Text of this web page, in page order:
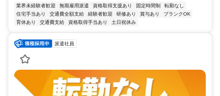
業界未経験者歓迎 無期雇用派遣 資格取得支援あり 固定時間制
転勤なし
住宅手当あり
交通費全額支給 経験者歓迎 研修あり 賞与あり
ブランクOK
育休あり
交通費支給 資格取得手当あり 土日祝休み
派遣社員